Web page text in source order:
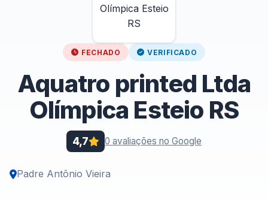
FECHADO VERIFICADO
Aquatro printed Ltda
Olímpica Esteio RS
4,7 0 avaliações no Google
Padre Antônio Vieira